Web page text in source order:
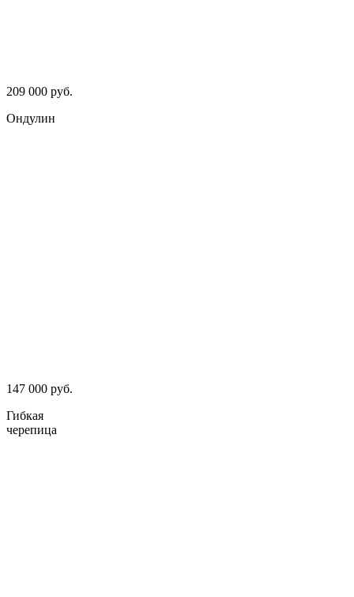
209 000 руб.
Ондулин
147 000 руб.
Гибкая
черепица